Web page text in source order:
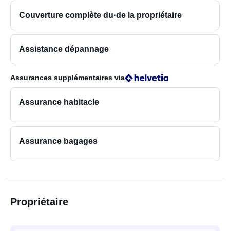
Couverture complète du·de la propriétaire
Assistance dépannage
Assurances supplémentaires via
Assurance habitacle
Assurance bagages
Propriétaire